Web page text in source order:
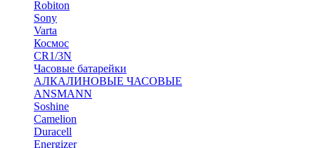
Robiton
Sony
Varta
Космос
CR1/3N
Часовые батарейки
АЛКАЛИНОВЫЕ ЧАСОВЫЕ
ANSMANN
Soshine
Camelion
Duracell
Energizer